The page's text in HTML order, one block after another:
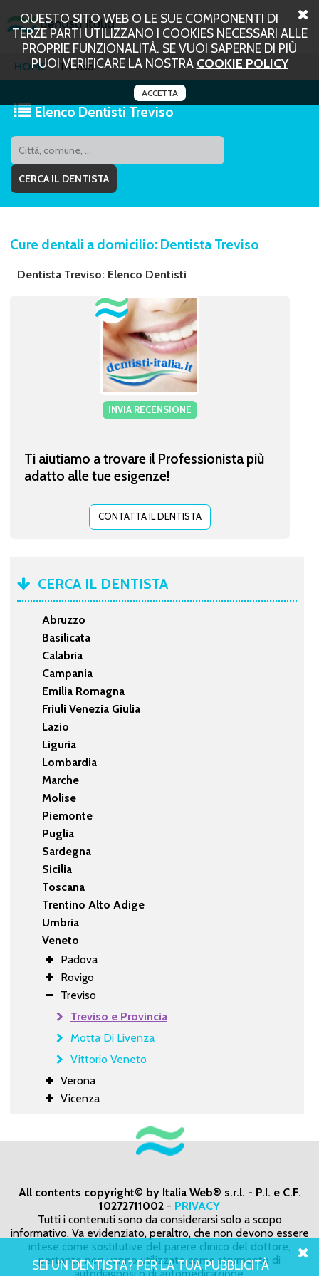
QUESTO SITO WEB O LE SUE COMPONENTI DI
TERZE PARTI UTILIZZANO I COOKIES NECESSARI ALLE
PROPRIE FUNZIONALITÀ. SE VUOI SAPERNE DI PIÙ
PUOI VERIFICARE LA NOSTRA COOKIE POLICY
ACCETTA
HOME Treviso
Elenco Dentisti Treviso
Cure dentali a domicilio: Dentista Treviso
Dentista Treviso: Elenco Dentisti
INVIA RECENSIONE
Ti aiutiamo a trovare il Professionista più
adatto alle tue esigenze!
CONTATTA IL DENTISTA
CERCA IL DENTISTA
Abruzzo
Basilicata
Calabria
Campania
Emilia Romagna
Friuli Venezia Giulia
Lazio
Liguria
Lombardia
Marche
Molise
Piemonte
Puglia
Sardegna
Sicilia
Toscana
Trentino Alto Adige
Umbria
Veneto
Padova
Rovigo
Treviso
Treviso e Provincia
Motta Di Livenza
Vittorio Veneto
Verona
Vicenza
All contents copyright© by Italia Web® s.r.l. - P.I. e C.F.
10272711002 - PRIVACY
Tutti i contenuti sono da considerarsi solo a scopo
informativo. Va evidenziato, peraltro, che non devono essere
intese come sostitutive del parere clinico del dottore,
pertanto non vanno utilizzate come strumento di
SEI UN DENTISTA? PER LA TUA PUBBLICITÀ